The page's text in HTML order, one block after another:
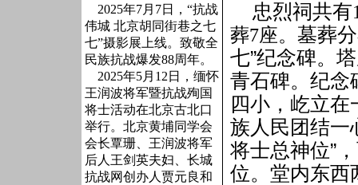
2025年7月7日，“抗战
伟城 北京胡同街巷之七
七”摄影展上线。致敬全
民族抗战爆发88周年。
2025年5月12日，缅怀
王润波将军暨抗战殉国
将士活动在北京古北口
举行。北京黄埔同学会
会长覃珊、王润波将军
后人王剑英夫妇、长城
抗战网创办人贾元良和
忠烈祠共有
葬7座。 墓葬
七”纪念碑。
青石碑。纪念
四小，屹立
族人民团结一
将士总神位”
位。堂内东西